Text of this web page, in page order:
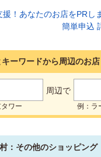
ーワードから周辺のお
周辺で
ワー 例：ラ
：その他のショッピング